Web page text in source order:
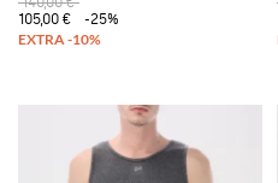
105,00 €
-25%